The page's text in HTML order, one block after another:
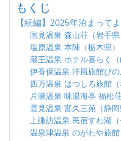
もくじ
【続編】2025年泊まって
国見温泉 森山荘（岩手県
塩原温泉 本陣（栃木県）
蔵王温泉 ホテル喜らく（
伊香保温泉 洋風旅館ぴの
四万温泉 はつしろ旅館（
片瀬温泉 味湯海亭 福松
雲見温泉 富久三苑（静岡
上諏訪温泉 民宿すわ湖（
温泉津温泉 のがわや旅館